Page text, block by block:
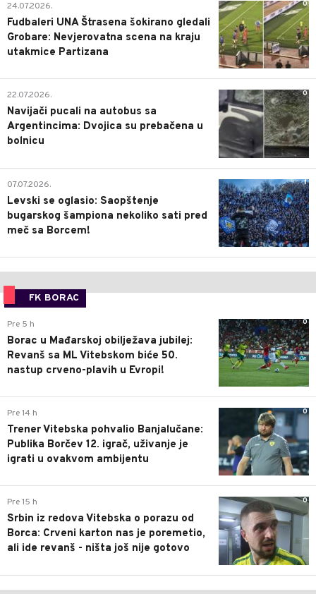
0
24.07.2026.
Fudbaleri UNA Štrasena šokirano gledali
Grobare: Nevjerovatna scena na kraju
utakmice Partizana
0
22.07.2026.
Navijači pucali na autobus sa
Argentincima: Dvojica su prebačena u
bolnicu
1
07.07.2026.
Levski se oglasio: Saopštenje
bugarskog šampiona nekoliko sati pred
meč sa Borcem!
FK BORAC
0
Pre 5 h
Borac u Mađarskoj obilježava jubilej:
Revanš sa ML Vitebskom biće 50.
nastup crveno-plavih u Evropi!
0
Pre 14 h
Trener Vitebska pohvalio Banjalučane:
Publika Borčev 12. igrač, uživanje je
igrati u ovakvom ambijentu
0
Pre 15 h
Srbin iz redova Vitebska o porazu od
Borca: Crveni karton nas je poremetio,
ali ide revanš - ništa još nije gotovo